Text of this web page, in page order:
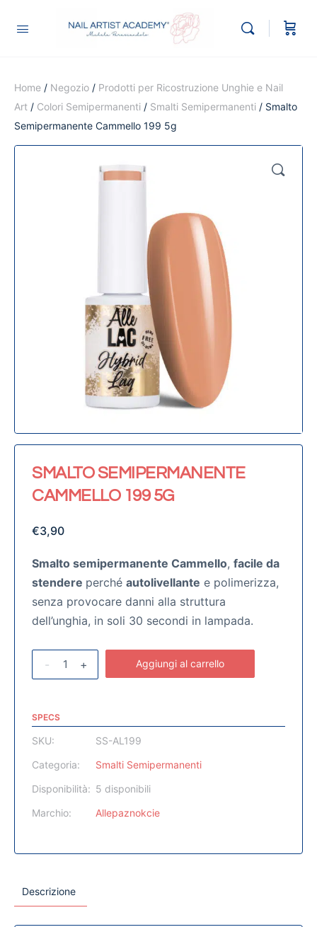
Home / Negozio / Prodotti per Ricostruzione Unghie e Nail
Art / Colori Semipermanenti / Smalti Semipermanenti / Smalto
Semipermanente Cammello 199 5g
🔍
SMALTO SEMIPERMANENTE
CAMMELLO 199 5G
€3,90
Smalto semipermanente Cammello, facile da
stendere perché autolivellante e polimerizza,
senza provocare danni alla struttura
dell’unghia, in soli 30 secondi in lampada.
- + Aggiungi al carrello
SPECS
SKU:
SS-AL199
Categoria:
Smalti Semipermanenti
Disponibilità: 5 disponibili
Marchio:
Allepaznokcie
Descrizione